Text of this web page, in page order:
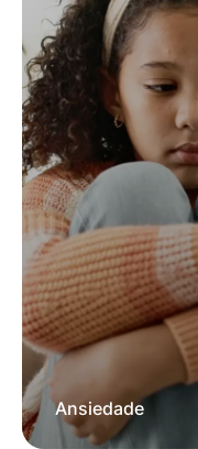
Ansiedade